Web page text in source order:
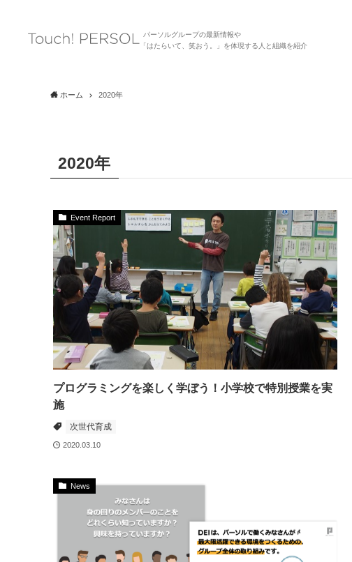
パーソルグループの最新情報や
「はたらいて、笑おう。」を体現する人と組織を紹介
ホーム 2020年
2020年
Event Report
プログラミングを楽しく学ぼう！小学校で特別授業を実
施
次世代育成
2020.03.10
News